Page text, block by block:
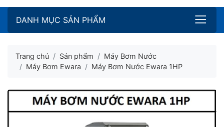
DANH MỤC SẢN PHẨM
Trang chủ Sản phẩm
Máy Bơm Nước
Máy Bơm Ewara
Máy Bơm Nước Ewara 1HP